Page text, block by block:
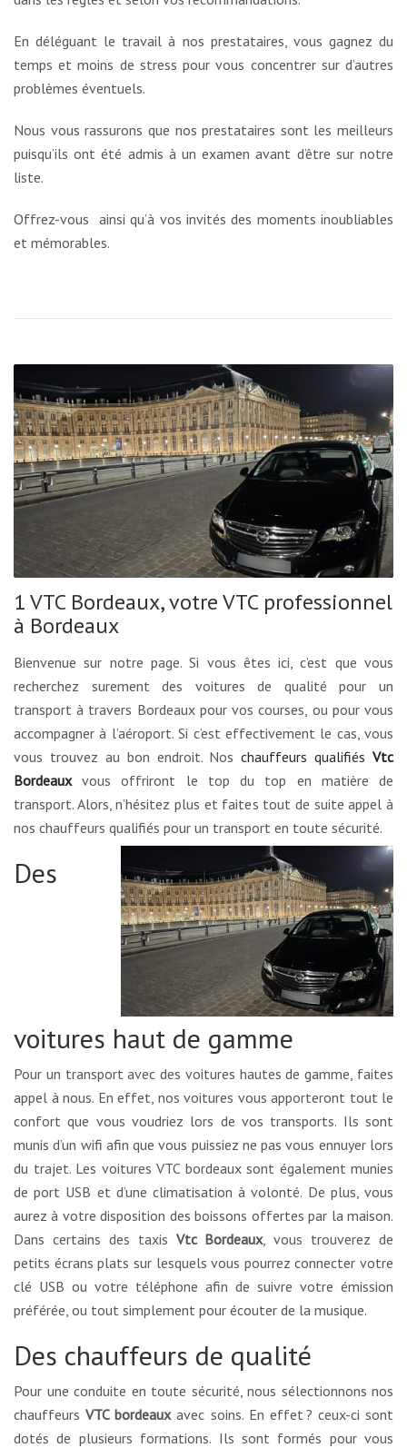
En déléguant le travail à nos prestataires, vous gagnez du
temps et moins de stress pour vous concentrer sur d’autres
problèmes éventuels.
Nous vous rassurons que nos prestataires sont les meilleurs
puisqu’ils ont été admis à un examen avant d’être sur notre
liste.
Offrez-vous ainsi qu’à vos invités des moments inoubliables
et mémorables.
1 VTC Bordeaux, votre VTC professionnel
à Bordeaux
Bienvenue sur notre page. Si vous êtes ici, c’est que vous
recherchez surement des voitures de qualité pour un
transport à travers Bordeaux pour vos courses, ou pour vous
accompagner à l’aéroport. Si c’est effectivement le cas, vous
vous trouvez au bon endroit. Noschauffeurs qualifiés Vtc
Bordeauxvous offriront le top du top en matière de
transport. Alors, n’hésitez plus et faites tout de suite appel à
nos chauffeurs qualifiés pour un transport en toute sécurité.
Des
voitures haut de gamme
Pour un transport avec des voitures hautes de gamme, faites
appel à nous. En effet, nos voitures vous apporteront tout le
confort que vous voudriez lors de vos transports. Ils sont
munis d’un wifi afin que vous puissiez ne pas vous ennuyer lors
du trajet. Les voitures VTC bordeaux sont également munies
de port USB et d’une climatisation à volonté. De plus, vous
aurez à votre disposition des boissons offertes par la maison.
Dans certains des taxis Vtc Bordeaux, vous trouverez de
petits écrans plats sur lesquels vous pourrez connecter votre
clé USB ou votre téléphone afin de suivre votre émission
préférée, ou tout simplement pour écouter de la musique.
Des chauffeurs de qualité
Pour une conduite en toute sécurité, nous sélectionnons nos
chauffeursVTC bordeauxavec soins. En effet ? ceux-ci sont
dotés de plusieurs formations. Ils sont formés pour vous